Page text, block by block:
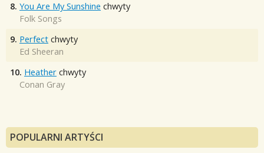
8. You Are My Sunshine chwyty
Folk Songs
9. Perfect chwyty
Ed Sheeran
10. Heather chwyty
Conan Gray
POPULARNI ARTYŚCI